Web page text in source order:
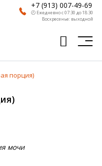
+7 (913) 007-49-69
🕗 Ежедневно с 07:30 до 18:30
Воскресенье: выходной
порция)
мочи